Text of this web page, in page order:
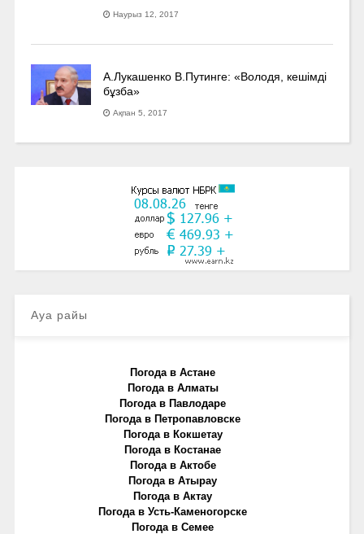
Наурыз 12, 2017
А.Лукашенко В.Путинге: «Володя, кешімді
бұзба»
Ақпан 5, 2017
Ауа райы
Погода в Астане
Погода в Алматы
Погода в Павлодаре
Погода в Петропавловске
Погода в Кокшетау
Погода в Костанае
Погода в Актобе
Погода в Атырау
Погода в Актау
Погода в Усть-Каменогорске
Погода в Семее